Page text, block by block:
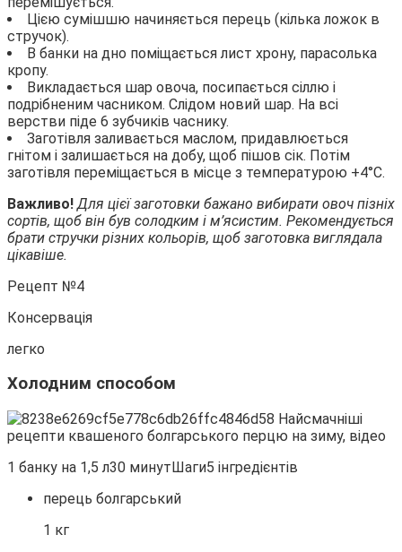
Цією сумішшю начиняється перець (кілька ложок в
стручок).
В банки на дно поміщається лист хрону, парасолька
кропу.
Викладається шар овоча, посипається сіллю і
подрібненим часником. Слідом новий шар. На всі
верстви піде 6 зубчиків часнику.
Заготівля заливається маслом, придавлюється
гнітом і залишається на добу, щоб пішов сік. Потім
заготівля переміщається в місце з температурою +4°С.
Важливо! Для цієї заготовки бажано вибирати овоч пізніх
сортів, щоб він був солодким і м’ясистим. Рекомендується
брати стручки різних кольорів, щоб заготовка виглядала
цікавіше.
Рецепт №4
Консервація
легко
Холодним способом
1 банку на 1,5 л30 минутШаги5 інгредієнтів
перець болгарський
1 кг